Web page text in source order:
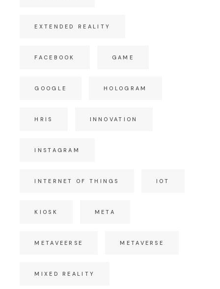
EXTENDED REALITY
FACEBOOK GAME
GOOGLE HOLOGRAM
HRIS INNOVATION
INSTAGRAM
INTERNET OF THINGS IOT
KIOSK META
METAVEERSE METAVERSE
MIXED REALITY